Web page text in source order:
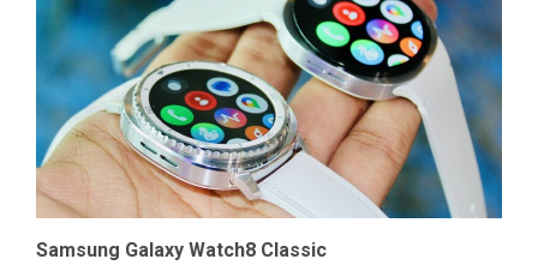
Samsung Galaxy Watch8 Classic